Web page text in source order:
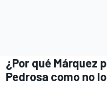
¿Por qué Márquez
Pedrosa como no